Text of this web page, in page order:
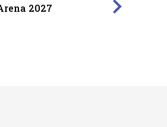
2027